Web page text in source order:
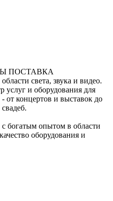
ПОСТАВКА
света, звука и видео.
и оборудования для
от концертов и выставок до
богатым опытом в области
оборудования и